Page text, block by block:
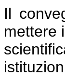
Il
mettere